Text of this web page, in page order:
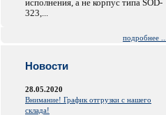
исполнения, а не корпус типа SOD-
323,...
подробнее ...
Новости
28.05.2020
Внимание! График отгрузки с нашего
склада!